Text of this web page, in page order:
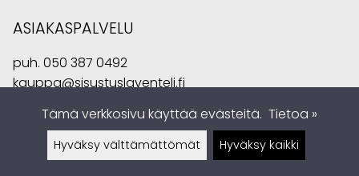
ASIAKASPALVELU
puh. 050 387 0492
kauppa@sisustuslaventeli.fi
Tämä verkkosivu käyttää evästeitä. Tietoa »
Hyväksy välttämättömät Hyväksy kaikki